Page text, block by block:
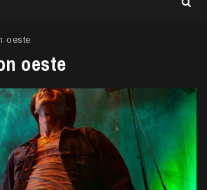
oeste
oeste